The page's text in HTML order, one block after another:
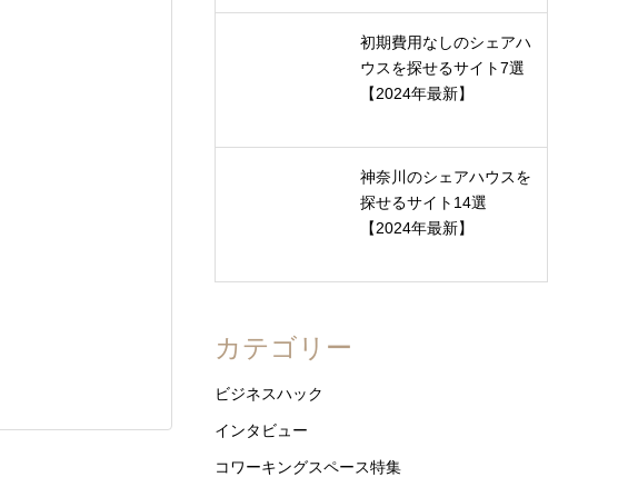
初期費用なしのシェアハ
ウスを探せるサイト7選
【2024年最新】
神奈川のシェアハウスを
探せるサイト14選
【2024年最新】
カテゴリー
ビジネスハック
インタビュー
コワーキングスペース特集